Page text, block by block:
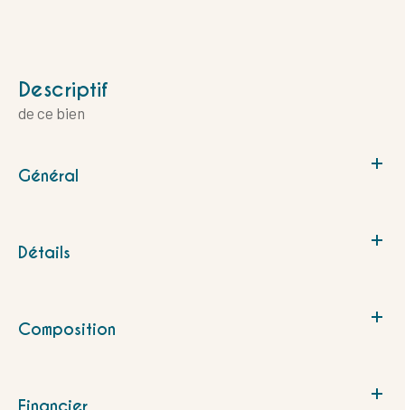
descriptif
de ce bien
Général
Détails
Composition
Financier